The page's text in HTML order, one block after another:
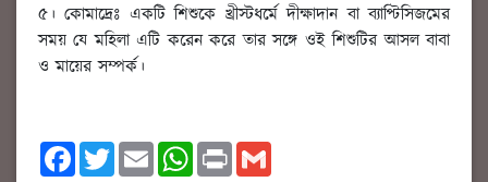
৫। কোমাদ্রেঃ একটি শিশুকে খ্রীস্টধর্মে দীক্ষাদান বা ব্যাপ্টিসিজমের
সময় যে মহিলা এটি করেন করে তার সঙ্গে ওই শিশুটির আসল বাবা
ও মায়ের সম্পর্ক।
F
a
T
w
E
m
W
h
P
r